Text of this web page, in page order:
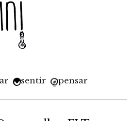
sentir pensar